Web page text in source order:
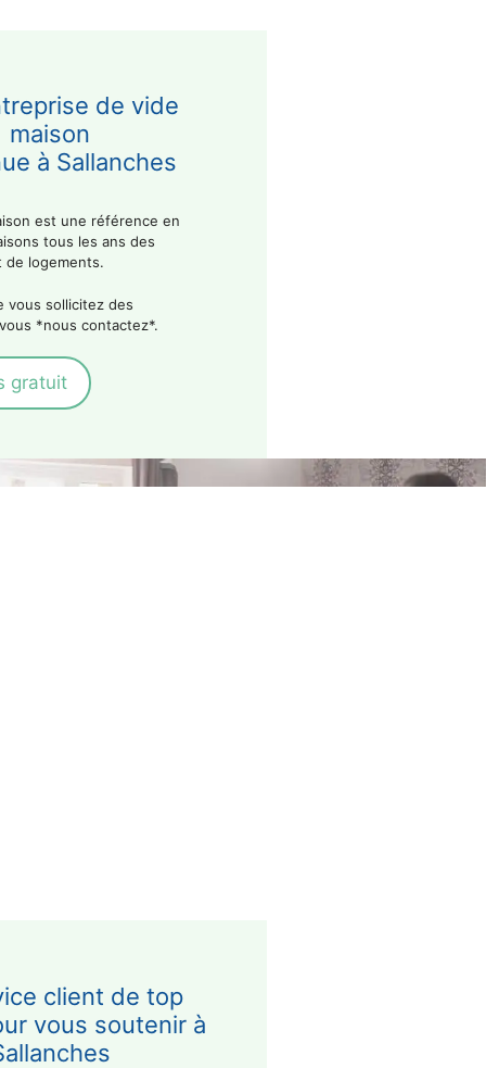
de vide
maison
à Sallanches
est une référence en
tous les ans des
de logements.
vous sollicitez des
*nous contactez*.
gratuit
client de top
vous soutenir à